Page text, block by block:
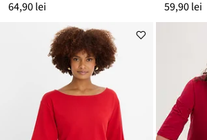
64,90 lei 59,90 lei